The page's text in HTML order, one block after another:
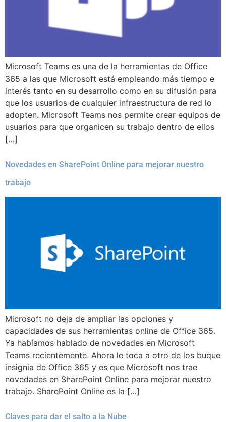
Microsoft Teams es una de la herramientas de Office
365 a las que Microsoft está empleando más tiempo e
interés tanto en su desarrollo como en su difusión para
que los usuarios de cualquier infraestructura de red lo
adopten. Microsoft Teams nos permite crear equipos de
usuarios para que organicen su trabajo dentro de ellos
[…]
Novedades en SharePoint Online para mejorar nuestro
trabajo
Microsoft no deja de ampliar las opciones y
capacidades de sus herramientas online de Office 365.
Ya habíamos hablado de novedades en Microsoft
Teams recientemente. Ahora le toca a otro de los buque
insignia de Office 365 y es que Microsoft nos trae
novedades en SharePoint Online para mejorar nuestro
trabajo. SharePoint Online es la […]
Claves para dar el salto a la Nube